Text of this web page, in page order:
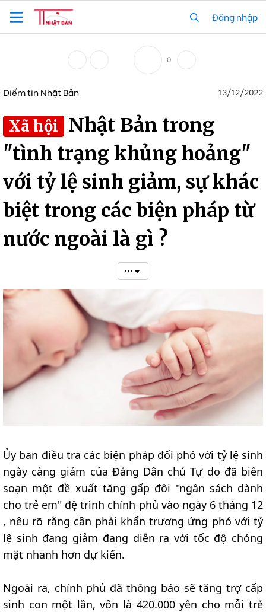
Đăng nhập
0
Điểm tin Nhật Bản 13/12/2022
Xã hội
Nhật Bản trong
"tình trạng khủng hoảng"
với tỷ lệ sinh giảm, sự khác
biệt trong các biện pháp từ
nước ngoài là gì ?
•••
Ủy ban điều tra các biện pháp đối phó với tỷ lệ sinh
ngày càng giảm của Đảng Dân chủ Tự do đã biên
soạn một đề xuất tăng gấp đôi "ngân sách dành
cho trẻ em" đệ trình chính phủ vào ngày 6 tháng 12
, nêu rõ rằng cần phải khẩn trương ứng phó với tỷ
lệ sinh đang giảm đang diễn ra với tốc độ chóng
mặt nhanh hơn dự kiến.
Ngoài ra, chính phủ đã thông báo sẽ tăng trợ cấp
sinh con một lần, vốn là 420.000 yên cho mỗi trẻ